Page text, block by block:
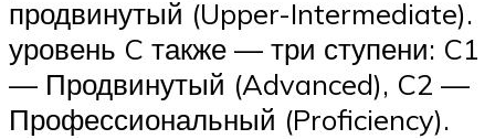
продвинутый (Upper-Intermediate).
уровень C также — три ступени: C1
— Продвинутый (Advanced), C2 —
Профессиональный (Proficiency).